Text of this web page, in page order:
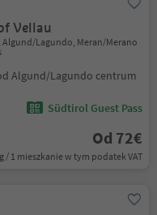
Vellau
Algund/Lagundo, Meran/Merano
Algund/Lagundo centrum
Südtirol Guest Pass
Od 72€
/ 1 mieszkanie w tym podatek VAT